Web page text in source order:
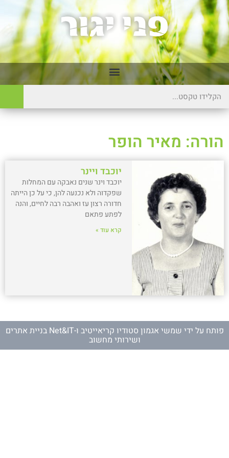
הורה: מאיר הופר
יוכבד ויינר
יוכבד וינר שנים נאבקה עם המחלות
שפקדוה ולא נכנעה להן, כי על כן הייתה
חדורה רצון עז ואהבה רבה לחיים, והנה
לפתע פתאם
קרא עוד »
פותח על ידי שמשי אגמון סטודיו קריאייטיב ו- Net&IT בניית אתרים
ושירותי מחשוב